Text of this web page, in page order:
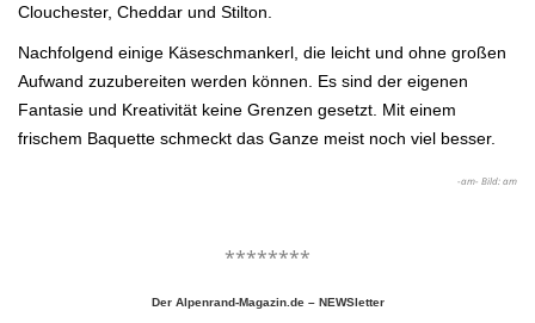
Clouchester, Cheddar und Stilton.
Nachfolgend einige Käseschmankerl, die leicht und ohne großen
Aufwand zuzubereiten werden können. Es sind der eigenen
Fantasie und Kreativität keine Grenzen gesetzt. Mit einem
frischem Baquette schmeckt das Ganze meist noch viel besser.
-am- Bild: am
********
Der Alpenrand-Magazin.de – NEWSletter